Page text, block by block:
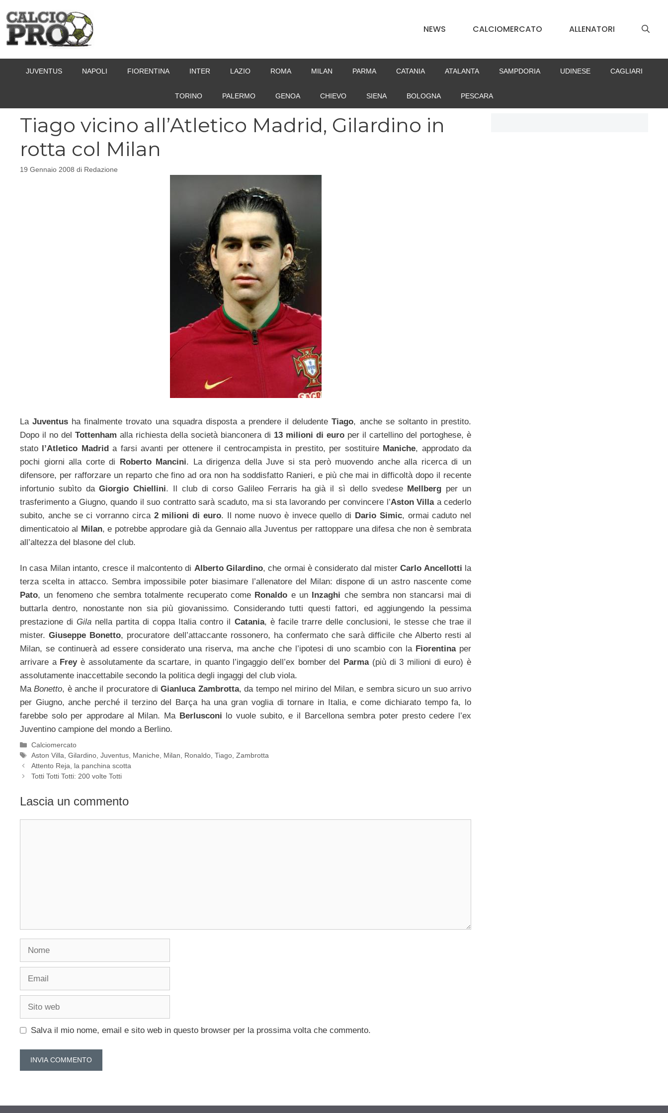
contenuto
NEWS CALCIOMERCATO ALLENATORI
JUVENTUS NAPOLI FIORENTINA INTER LAZIO ROMA MILAN PARMA CATANIA ATALANTA SAMPDORIA UDINESE CAGLIARI
TORINO PALERMO GENOA CHIEVO SIENA BOLOGNA PESCARA
Tiago vicino all’Atletico Madrid, Gilardino in
rotta col Milan
19 Gennaio 2008 di Redazione
LaJuventus ha finalmente trovato una squadra disposta a prendere il deludenteTiago, anche se soltanto in prestito.
Dopo il no del Tottenham alla richiesta della società bianconera di 13 milioni di euro per il cartellino del portoghese, è
stato l’Atletico Madrida farsi avanti per ottenere il centrocampista in prestito, per sostituire Maniche, approdato da
pochi giorni alla corte di Roberto Mancini. La dirigenza della Juve si sta però muovendo anche alla ricerca di un
difensore, per rafforzare un reparto che fino ad ora non ha soddisfatto Ranieri, e più che mai in difficoltà dopo il recente
infortunio subìto daGiorgio Chiellini. Il club di corso Galileo Ferraris ha già il sì dello svedese Mellberg per un
trasferimento a Giugno, quando il suo contratto sarà scaduto, ma si sta lavorando per convincere l’Aston Villa a cederlo
subito, anche se ci vorranno circa 2 milioni di euro. Il nome nuovo è invece quello di Dario Simic, ormai caduto nel
dimenticatoio al Milan, e potrebbe approdare già da Gennaio alla Juventus per rattoppare una difesa che non è sembrata
all’altezza del blasone del club.
In casa Milan intanto, cresce il malcontento di Alberto Gilardino, che ormai è considerato dal misterCarlo Ancellotti la
terza scelta in attacco. Sembra impossibile poter biasimare l’allenatore del Milan: dispone di un astro nascente come
Pato, un fenomeno che sembra totalmente recuperato come Ronaldo e un Inzaghi che sembra non stancarsi mai di
buttarla dentro, nonostante non sia più giovanissimo. Considerando tutti questi fattori, ed aggiungendo la pessima
prestazione diGila nella partita di coppa Italia contro il Catania, è facile trarre delle conclusioni, le stesse che trae il
mister.Giuseppe Bonetto, procuratore dell’attaccante rossonero, ha confermato che sarà difficile che Alberto resti al
Milan, se continuerà ad essere considerato una riserva, ma anche che l’ipotesi di uno scambio con la Fiorentinaper
arrivare a Freyè assolutamente da scartare, in quanto l’ingaggio dell’ex bomber del Parma(più di 3 milioni di euro) è
assolutamente inaccettabile secondo la politica degli ingaggi del club viola.
MaBonetto, è anche il procuratore diGianluca Zambrotta, da tempo nel mirino del Milan, e sembra sicuro un suo arrivo
per Giugno, anche perché il terzino del Barça ha una gran voglia di tornare in Italia, e come dichiarato tempo fa, lo
farebbe solo per approdare al Milan. Ma Berlusconi lo vuole subito, e il Barcellona sembra poter presto cedere l’ex
Juventino campione del mondo a Berlino.
Categorie
Calciomercato
Tag
Aston Villa,Gilardino,Juventus, Maniche, Milan, Ronaldo,Tiago,Zambrotta
Attento Reja, la panchina scotta
Totti Totti Totti: 200 volte Totti
Lascia un commento
Salva il mio nome, email e sito web in questo browser per la prossima volta che commento.